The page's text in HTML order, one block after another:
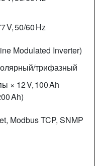
V, 50/60 Hz
Modulated Inverter)
трифазный
× 12 V, 100 Ah
Ah)
Modbus TCP, SNMP